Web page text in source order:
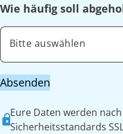
Wie häufig soll
Bitte auswählen
Absenden
Eure Daten werden
Sicherheitsstandards